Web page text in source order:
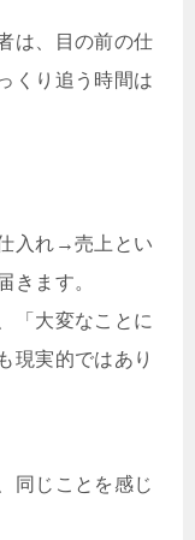
は、目の前の仕
くり追う時間は
入れ→売上とい
きます。
「大変なことに
現実的ではあり
同じことを感じ